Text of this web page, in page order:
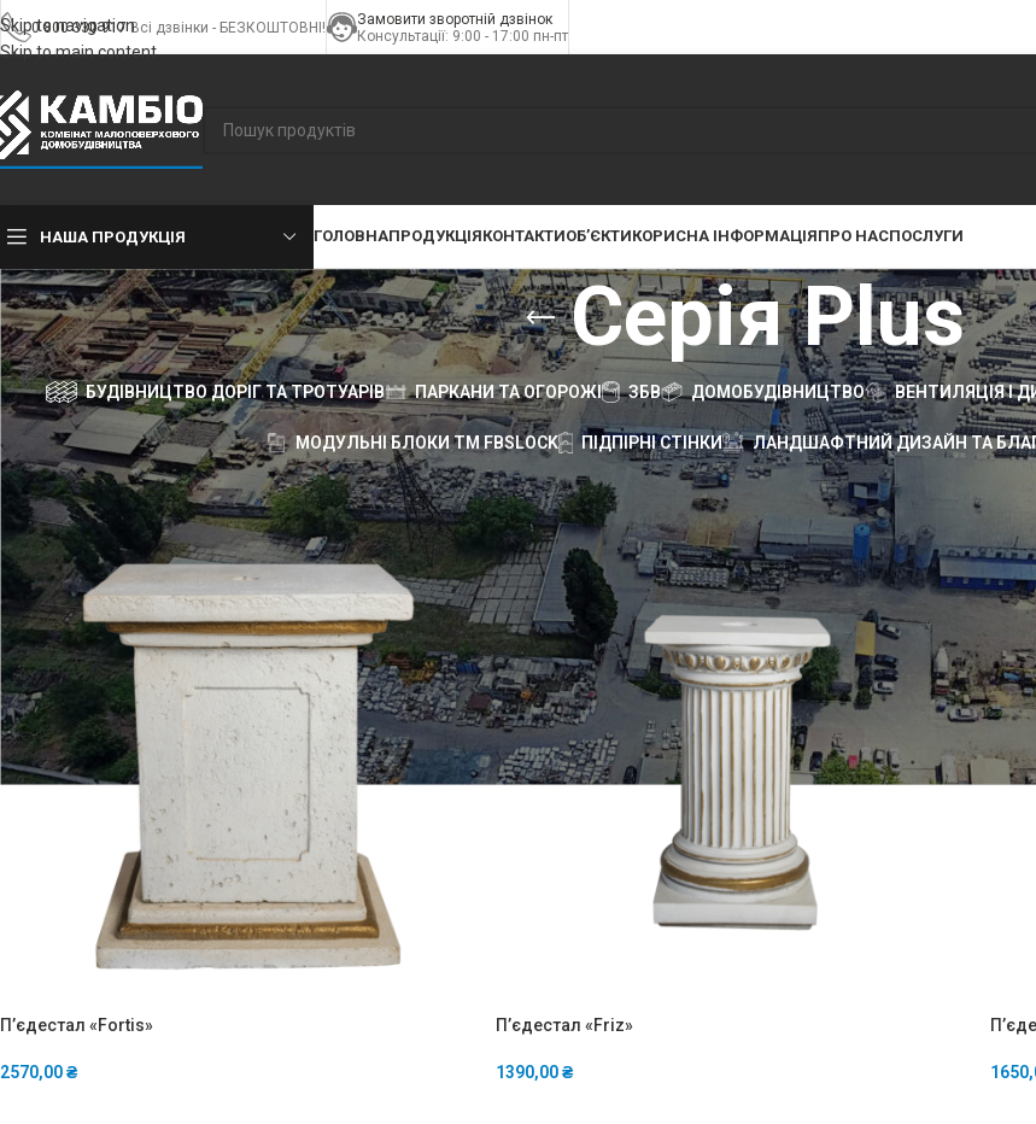
Skip to navigation
Skip to main content
0 800 330 917Всі дзвінки - БЕЗКОШТОВНІ!
Замовити зворотній дзвінок
Консультації: 9:00 - 17:00 пн-пт
НАША ПРОДУКЦІЯ ГОЛОВНАПРОДУКЦІЯКОНТАКТИОБ’ЄКТИКОРИСНА ІНФОРМАЦІЯПРО НАСПОСЛУГИ
Серія Plus
БУДІВНИЦТВО ДОРІГ ТА ТРОТУАРІВ ПАРКАНИ ТА ОГОРОЖІ ЗБВ ДОМОБУДІВНИЦТВО ВЕНТИЛЯЦІЯ І
МОДУЛЬНІ БЛОКИ TM FBSLOCK ПІДПІРНІ СТІНКИ ЛАНДШАФТНИЙ ДИЗАЙН ТА
Головна»Серія Plus
П’єдестал «Fortis»
2570,00₴
П’єдестал «Friz»
1390,00₴